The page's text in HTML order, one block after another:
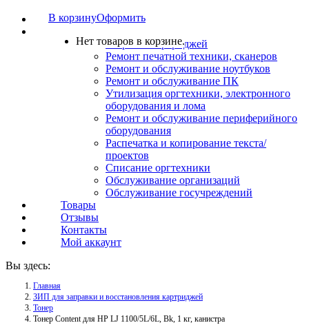
В корзинуОформить
Нет товаров в корзине.
О нас
Заправка картриджей
Ремонт печатной техники, сканеров
Ремонт и обслуживание ноутбуков
Ремонт и обслуживание ПК
Утилизация оргтехники, электронного
оборудования и лома
Ремонт и обслуживание периферийного
оборудования
Распечатка и копирование текста/
проектов
Списание оргтехники
Обслуживание организаций
Обслуживание госучреждений
Товары
Отзывы
Контакты
Мой аккаунт
Вы здесь:
Главная
ЗИП для заправки и восстановления картриджей
Тонер
Тонер Content для HP LJ 1100/5L/6L, Bk, 1 кг, канистра